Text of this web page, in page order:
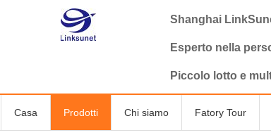
Shanghai
Esperto nella
Piccolo lotto e
Casa Prodotti Chi siamo Fatory Tour